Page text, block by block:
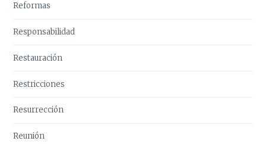
Reformas
Responsabilidad
Restauración
Restricciones
Resurrección
Reunión